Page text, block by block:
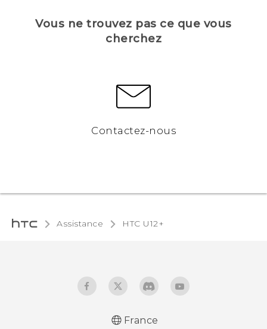
Vous ne trouvez pas ce que vous
cherchez
Contactez-nous
Assistance HTC U12+‎
France